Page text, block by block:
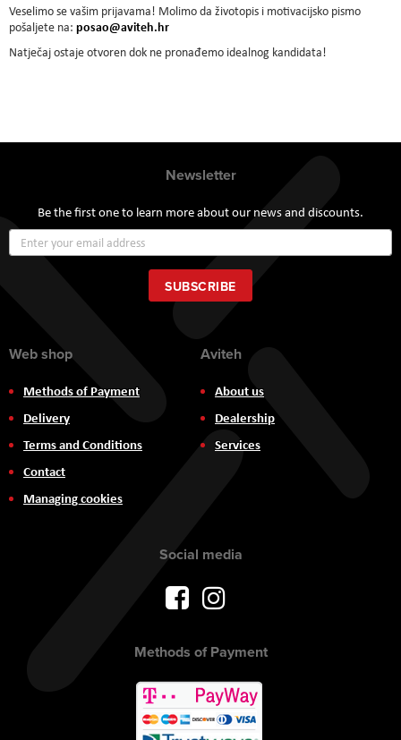
Veselimo se vašim prijavama! Molimo da životopis i motivacijsko pismo
pošaljete na: posao@aviteh.hr
Natječaj ostaje otvoren dok ne pronađemo idealnog kandidata!
Newsletter
Be the first one to learn more about our news and discounts.
Up
for
Our
Newsletter:
SUBSCRIBE
Web shop
Methods of Payment
Delivery
Terms and Conditions
Contact
Managing cookies
Aviteh
About us
Dealership
Services
Social media
Methods of Payment